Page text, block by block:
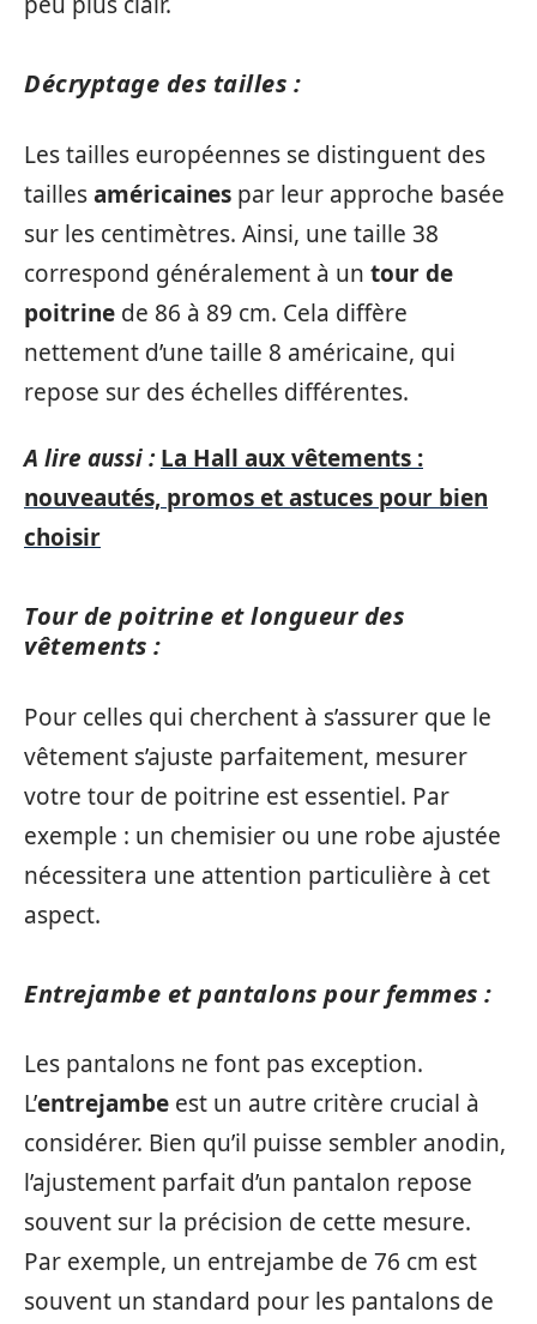
Décryptage des tailles :
Les tailles européennes se distinguent des
taillesaméricaines par leur approche basée
sur les centimètres. Ainsi, une taille 38
correspond généralement à un tour de
poitrine de 86 à 89 cm. Cela diffère
nettement d’une taille 8 américaine, qui
repose sur des échelles différentes.
A lire aussi : La Hall aux vêtements :
nouveautés, promos et astuces pour bien
choisir
Tour de poitrine et longueur des
vêtements :
Pour celles qui cherchent à s’assurer que le
vêtement s’ajuste parfaitement, mesurer
votre tour de poitrine est essentiel. Par
exemple : un chemisier ou une robe ajustée
nécessitera une attention particulière à cet
aspect.
Entrejambe et pantalons pour femmes :
Les pantalons ne font pas exception.
L’entrejambe est un autre critère crucial à
considérer. Bien qu’il puisse sembler anodin,
l’ajustement parfait d’un pantalon repose
souvent sur la précision de cette mesure.
Par exemple, un entrejambe de 76 cm est
souvent un standard pour les pantalons de